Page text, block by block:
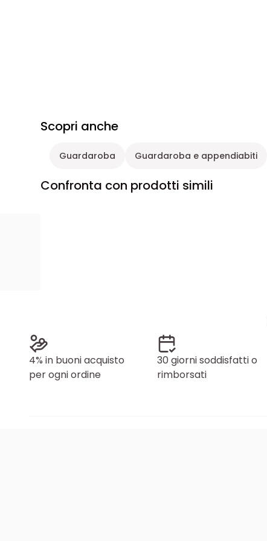
Scopri anche
Guardaroba Guardaroba e appendiabiti
Confronta con prodotti simili
4% in buoni acquisto
per ogni ordine
30 giorni soddisfatti o
rimborsati